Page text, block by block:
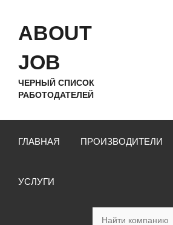
ABOUT
JOB
ЧЕРНЫЙ СПИСОК
РАБОТОДАТЕЛЕЙ
ГЛАВНАЯ ПРОИЗВОДИТЕЛИ
УСЛУГИ